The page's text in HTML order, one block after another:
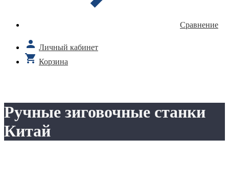
Сравнение
Личный кабинет
Корзина
Ручные зиговочные станки
Китай